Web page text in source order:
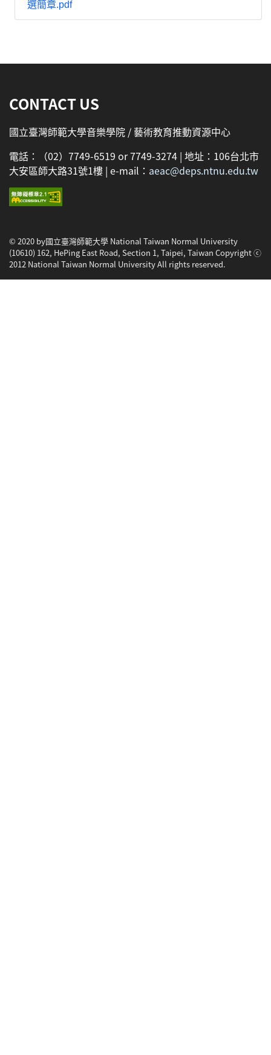
選簡章.pdf
CONTACT US
國立臺灣師範大學音樂學院 / 藝術教育推動資源中心
電話：（02）7749-6519 or 7749-3274 | 地址：106台北市
大安區師大路31號1樓 | e-mail： aeac@deps.ntnu.edu.tw
© 2020 by國立臺灣師範大學 National Taiwan Normal University
(10610) 162, HePing East Road, Section 1, Taipei, Taiwan Copyright ⓒ
2012 National Taiwan Normal University All rights reserved.